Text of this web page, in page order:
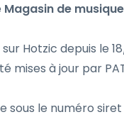
Magasin de musique
Hotzic depuis le
mises à jour par
sous le numéro siret